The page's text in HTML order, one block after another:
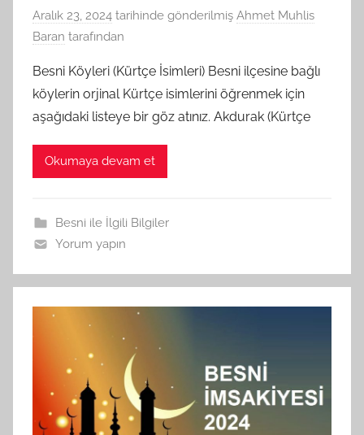
Aralık 23, 2024 tarihinde gönderilmiş Ahmet Muhlis
Baran tarafından
Besni Köyleri (Kürtçe İsimleri) Besni ilçesine bağlı
köylerin orjinal Kürtçe isimlerini öğrenmek için
aşağıdaki listeye bir göz atınız. Akdurak (Kürtçe
Okumaya devam et
Besni ile İlgili Bilgiler
Yorum yapın